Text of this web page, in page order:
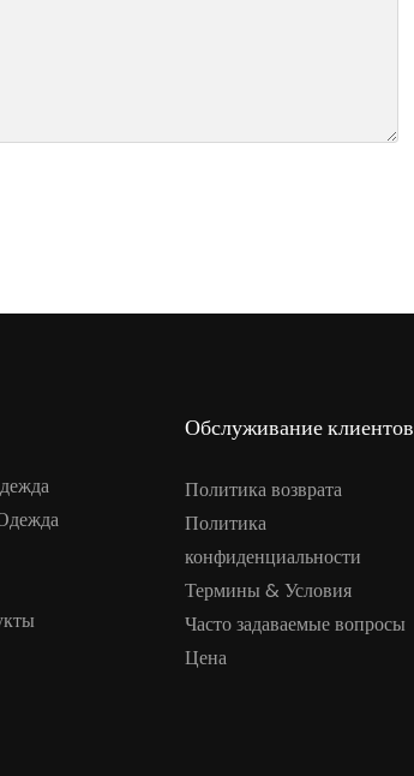
Обслуживание клиентов
Политика возврата
Политика
конфиденциальности
Термины & Условия
Часто задаваемые вопросы
Цена